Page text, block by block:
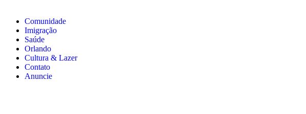
Comunidade
Imigração
Saúde
Orlando
Cultura & Lazer
Contato
Anuncie